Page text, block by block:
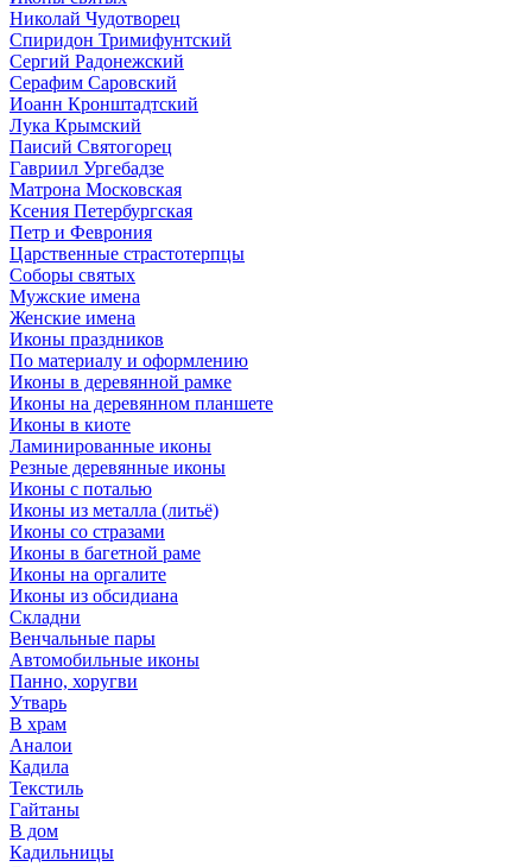
Николай Чудотворец
Спиридон Тримифунтский
Сергий Радонежский
Серафим Саровский
Иоанн Кронштадтский
Лука Крымский
Паисий Святогорец
Гавриил Ургебадзе
Матрона Московская
Ксения Петербургская
Петр и Феврония
Царственные страстотерпцы
Соборы святых
Мужские имена
Женские имена
Иконы праздников
По материалу и оформлению
Иконы в деревянной рамке
Иконы на деревянном планшете
Иконы в киоте
Ламинированные иконы
Резные деревянные иконы
Иконы с поталью
Иконы из металла (литьё)
Иконы со стразами
Иконы в багетной раме
Иконы на оргалите
Иконы из обсидиана
Складни
Венчальные пары
Автомобильные иконы
Панно, хоругви
Утварь
В храм
Аналои
Кадила
Текстиль
Гайтаны
В дом
Кадильницы